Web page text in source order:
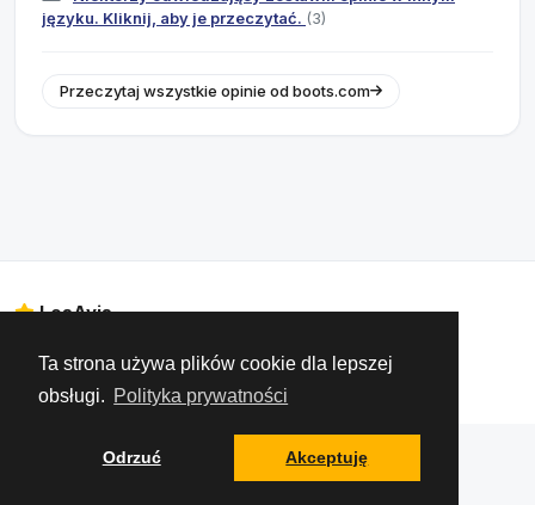
Ta strona używa plików cookie dla lepszej
obsługi. Polityka prywatności
Odrzuć Akceptuję
języku. Kliknij, aby je przeczytać. (3)
Przeczytaj wszystkie opinie od boots.com
LesAvis
Kontakt